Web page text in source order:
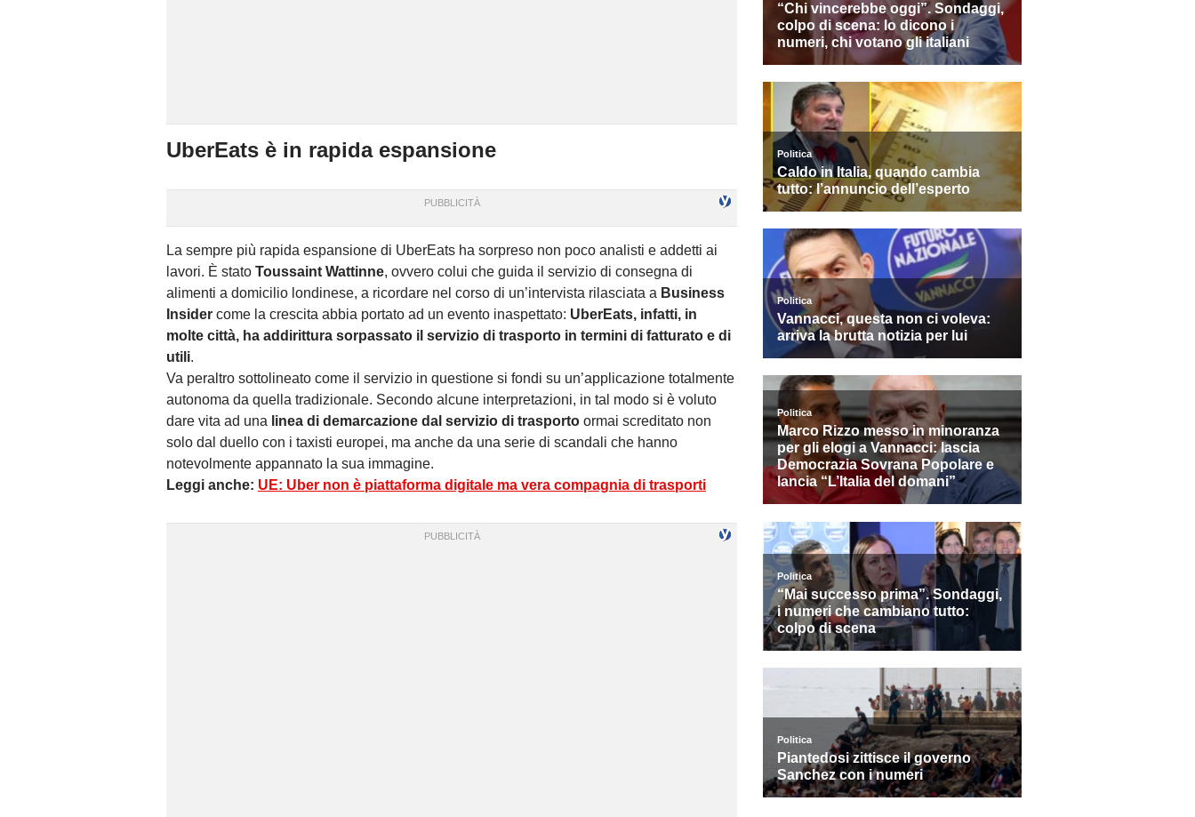
UberEats è in rapida espansione
La sempre più rapida espansione di UberEats ha sorpreso non poco analisti e addetti ai
lavori. È stato Toussaint Wattinne, ovvero colui che guida il servizio di consegna di
alimenti a domicilio londinese, a ricordare nel corso di un’intervista rilasciata a Business
Insider come la crescita abbia portato ad un evento inaspettato: UberEats, infatti, in
molte città, ha addirittura sorpassato il servizio di trasporto in termini di fatturato e di
utili.
Va peraltro sottolineato come il servizio in questione si fondi su un’applicazione totalmente
autonoma da quella tradizionale. Secondo alcune interpretazioni, in tal modo si è voluto
dare vita ad una inea di demarcazione dal servizio di trasporto ormai screditato non
solo dal duello con i taxisti europei, ma anche da una serie di scandali che hanno
notevolmente appannato la sua immagine.
Leggi anche: UE: Uber non è piattaforma digitale ma vera compagnia di trasporti